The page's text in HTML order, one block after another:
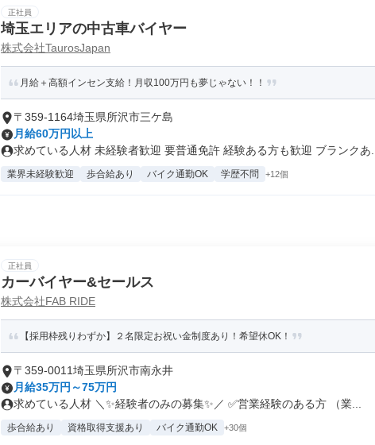
正社員
埼玉エリアの中古車バイヤー
株式会社TaurosJapan
月給＋高額インセン支給！月収100万円も夢じゃない！！
〒359-1164埼玉県所沢市三ケ島
月給60万円以上
求めている人材 未経験者歓迎 要普通免許 経験ある方も歓迎 ブランクあ...
業界未経験歓迎 歩合給あり バイク通勤OK 学歴不問 +12個
正社員
カーバイヤー&セールス
株式会社FAB RIDE
【採用枠残りわずか】２名限定お祝い金制度あり！希望休OK！
〒359-0011埼玉県所沢市南永井
月給35万円～75万円
求めている人材 ＼✨経験者のみの募集✨／ ✅営業経験のある方 （業...
歩合給あり 資格取得支援あり バイク通勤OK +30個